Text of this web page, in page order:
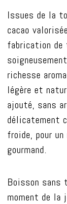
Issues de la
cacao
fabrication
richesse
légère et
ajouté, sans
délicatement
froide, pour
gourmand.
Boisson sans
moment de la